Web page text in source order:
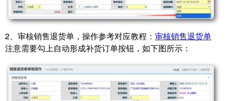
2、审核销售退货单，操作参考对应教程： 审核销售退货单
注意需要勾上自动形成补货订单按钮，如下图所示：